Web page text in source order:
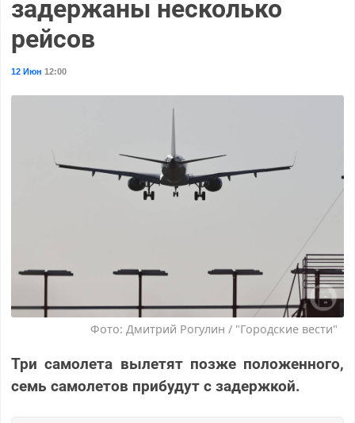
задержаны несколько
рейсов
12 Июн 12:00
Фото: Дмитрий Рогулин / "Городские вести"
Три самолета вылетят позже положенного,
семь самолетов прибудут с задержкой.